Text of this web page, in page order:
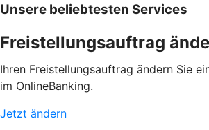
Unsere beliebtesten Services
Freistellungsauftrag
Ihren Freistellungsauftrag ändern Sie
im OnlineBanking.
Jetzt ändern